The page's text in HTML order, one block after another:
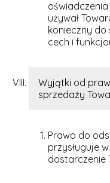
używał
konieczny do
cech i
Wyjątki od
sprzedaży
Prawo do
przysługuje
dostarczenie